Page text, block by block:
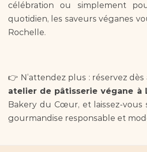
célébration ou simplement
quotidien, les saveurs véganes
Rochelle.
atelier de pâtisserie végane à
Bakery du Cœur, et laissez-vous
gourmandise responsable et